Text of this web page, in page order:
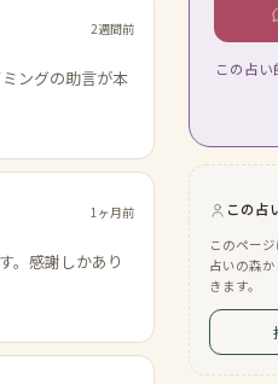
2週間前
ングの助言が本
1ヶ月前
。感謝しかあり
この占
この占
このペー
占いの森
きます。